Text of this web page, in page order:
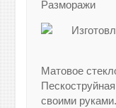
Разморажи
Матовое
своими руками.